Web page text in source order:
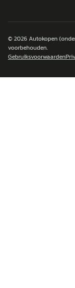
© 2026Autokopen
voorbehouden.
Gebruiksvoorwaarden